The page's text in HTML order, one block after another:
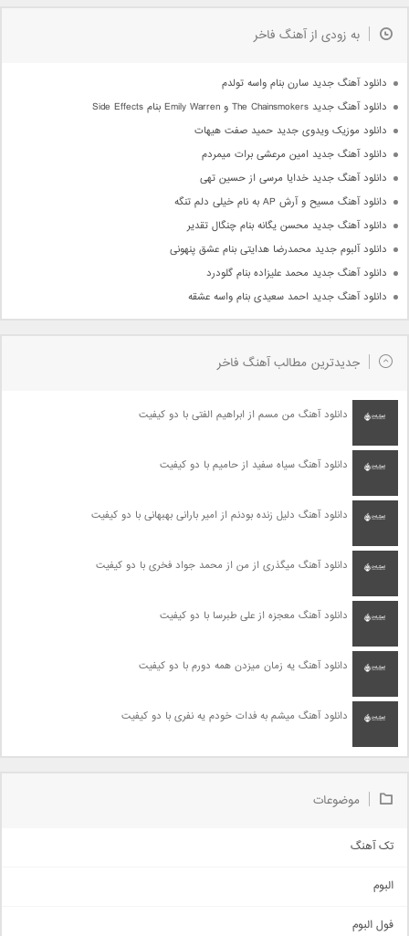
به زودی از آهنگ فاخر
دانلود آهنگ جدید سارن بنام واسه تولدم
دانلود آهنگ جدید The Chainsmokers و Emily Warren بنام Side Effects
دانلود موزیک ویدوی جدید حمید صفت هیهات
دانلود آهنگ جدید امین مرعشی برات میمردم
دانلود آهنگ جدید خدایا مرسی از حسین تهی
دانلود آهنگ مسیح و آرش AP به نام خیلی دلم تنگه
دانلود آهنگ جدید محسن یگانه بنام چنگال تقدیر
دانلود آلبوم جدید محمدرضا هدایتی بنام عشق پنهونی
دانلود آهنگ جدید محمد علیزاده بنام گلودرد
دانلود آهنگ جدید احمد سعیدی بنام واسه عشقه
جدیدترین مطالب آهنگ فاخر
دانلود آهنگ من مسم از ابراهیم الفتی با دو کیفیت
دانلود آهنگ سیاه سفید از حامیم با دو کیفیت
دانلود آهنگ دلیل زنده بودنم از امیر بارانی بهبهانی با دو کیفیت
دانلود آهنگ میگذری از من از محمد جواد فخری با دو کیفیت
دانلود آهنگ معجزه از علی طبرسا با دو کیفیت
دانلود آهنگ یه زمان میزدن همه دورم با دو کیفیت
دانلود آهنگ میشم به فدات خودم یه نفری با دو کیفیت
موضوعات
تک آهنگ
اجتماعی
البوم
فول البوم